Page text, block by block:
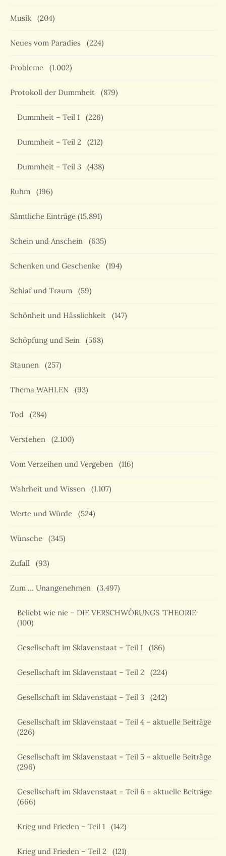
Musik (204)
Neues vom Paradies (224)
Probleme (1.002)
Protokoll der Dummheit (879)
Dummheit – Teil 1 (226)
Dummheit – Teil 2 (212)
Dummheit – Teil 3 (438)
Ruhm (196)
Sämtliche Einträge (15.891)
Schein und Anschein (635)
Schenken und Geschenke (194)
Schlaf und Traum (59)
Schönheit und Hässlichkeit (147)
Schöpfung und Sein (568)
Staunen (257)
Thema WAHLEN (93)
Tod (284)
Verstehen (2.100)
Vom Verzeihen und Vergeben (116)
Wahrheit und Wissen (1.107)
Werte und Würde (524)
Wünsche (345)
Zufall (93)
Zum … Unangenehmen (3.497)
Beliebt wie nie – DIE VERSCHWÖRUNGS 'THEORIE'
(100)
Gesellschaft im Sklavenstaat – Teil 1 (186)
Gesellschaft im Sklavenstaat – Teil 2 (224)
Gesellschaft im Sklavenstaat – Teil 3 (242)
Gesellschaft im Sklavenstaat – Teil 4 – aktuelle Beiträge
(226)
Gesellschaft im Sklavenstaat – Teil 5 – aktuelle Beiträge
(296)
Gesellschaft im Sklavenstaat – Teil 6 – aktuelle Beiträge
(666)
Krieg und Frieden – Teil 1 (142)
Krieg und Frieden – Teil 2 (121)